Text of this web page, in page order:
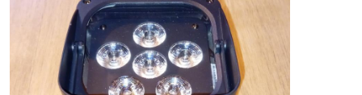
SZOLGÁLTATÁSOK
ÚJ TERMÉKEK